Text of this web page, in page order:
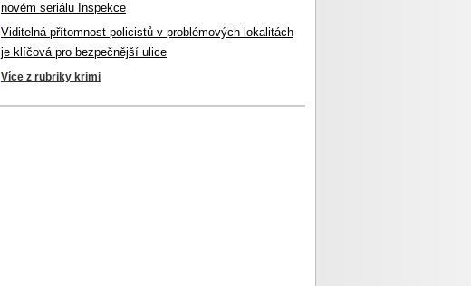
novém seriálu Inspekce
Viditelná přítomnost policistů v problémových lokalitách
je klíčová pro bezpečnější ulice
Více z rubriky krimi